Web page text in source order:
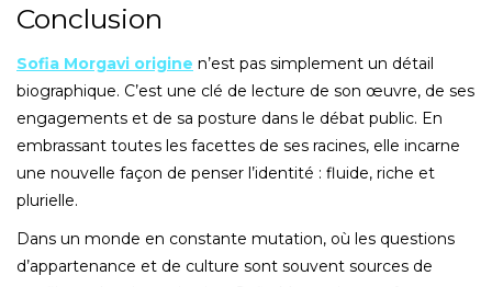
Conclusion
Sofia Morgavi origine n’est pas simplement un détail
biographique. C’est une clé de lecture de son œuvre, de ses
engagements et de sa posture dans le débat public. En
embrassant toutes les facettes de ses racines, elle incarne
une nouvelle façon de penser l’identité : fluide, riche et
plurielle.
Dans un monde en constante mutation, où les questions
d’appartenance et de culture sont souvent sources de